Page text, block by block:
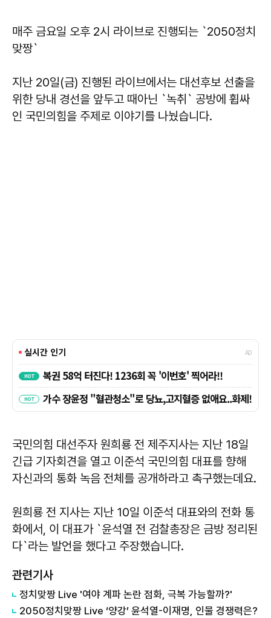
매주 금요일 오후 2시 라이브로 진행되는 `2050정치
맞짱`
지난 20일(금) 진행된 라이브에서는 대선후보 선출을
위한 당내 경선을 앞두고 때아닌 `녹취` 공방에 휩싸
인 국민의힘을 주제로 이야기를 나눴습니다.
국민의힘 대선주자 원희룡 전 제주지사는 지난 18일
긴급 기자회견을 열고 이준석 국민의힘 대표를 향해
자신과의 통화 녹음 전체를 공개하라고 촉구했는데요.
원희룡 전 지사는 지난 10일 이준석 대표와의 전화 통
화에서, 이 대표가 `윤석열 전 검찰총장은 금방 정리된
다`라는 발언을 했다고 주장했습니다.
관련기사
정치맞짱 Live '여야 계파 논란 점화, 극복 가능할까?'
2050정치맞짱 Live ‘양강’ 윤석열-이재명, 인물 경쟁력은?